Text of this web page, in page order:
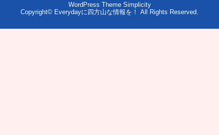
WordPress Theme Simplicity
Copyright© Everydayに四方山な情報を！ All Rights Reserved.